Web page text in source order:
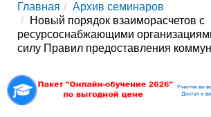
Главная
Архив семинаров
Новый порядок взаиморасчетов с
ресурсоснабжающими
силу Правил предоставления